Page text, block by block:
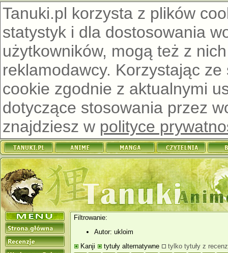
Tanuki.pl korzysta z plików
statystyk i dla dostosowania
użytkowników, mogą też z
reklamodawcy. Korzystając
cookie zgodnie z aktualnymi
dotyczące stosowania przez
znajdziesz w polityce
Filtrowanie:
Autor: ukloim
Kanji
tytuły alternatywne tylko tytuły z